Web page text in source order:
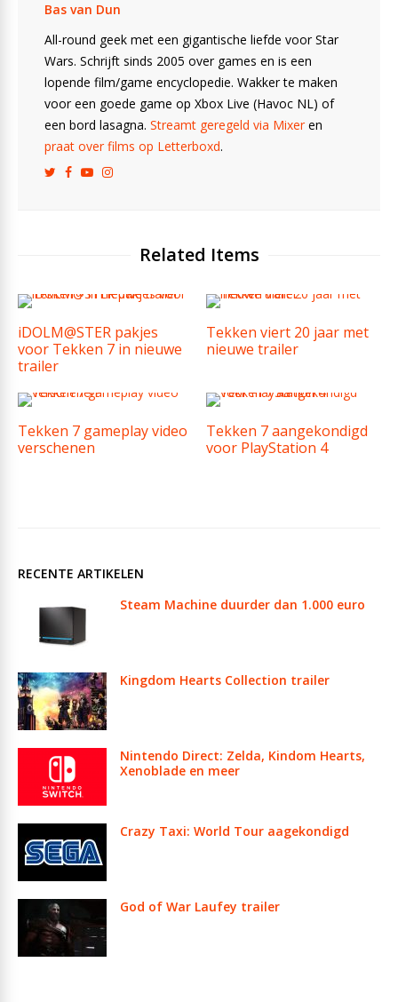
Bas van Dun
All-round geek met een gigantische liefde voor Star
Wars. Schrijft sinds 2005 over games en is een
lopende film/game encyclopedie. Wakker te maken
voor een goede game op Xbox Live (Havoc NL) of
een bord lasagna. Streamt geregeld via Mixeren
praat over films op Letterboxd.
Related Items
iDOLM@STER pakjes
voor Tekken 7 in nieuwe
trailer
Tekken viert 20 jaar met
nieuwe trailer
Tekken 7 gameplay video
verschenen
Tekken 7 aangekondigd
voor PlayStation 4
RECENTE ARTIKELEN
Steam Machine duurder dan 1.000 euro
Kingdom Hearts Collection trailer
Nintendo Direct: Zelda, Kindom Hearts,
Xenoblade en meer
Crazy Taxi: World Tour aagekondigd
God of War Laufey trailer